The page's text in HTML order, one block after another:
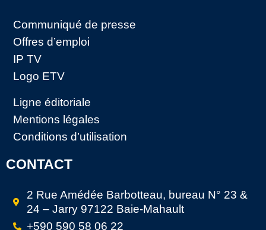
Communiqué de presse
Offres d’emploi
IP TV
Logo ETV
Ligne éditoriale
Mentions légales
Conditions d’utilisation
CONTACT
2 Rue Amédée Barbotteau, bureau N° 23 &
24 – Jarry 97122 Baie-Mahault
+590 590 58 06 22